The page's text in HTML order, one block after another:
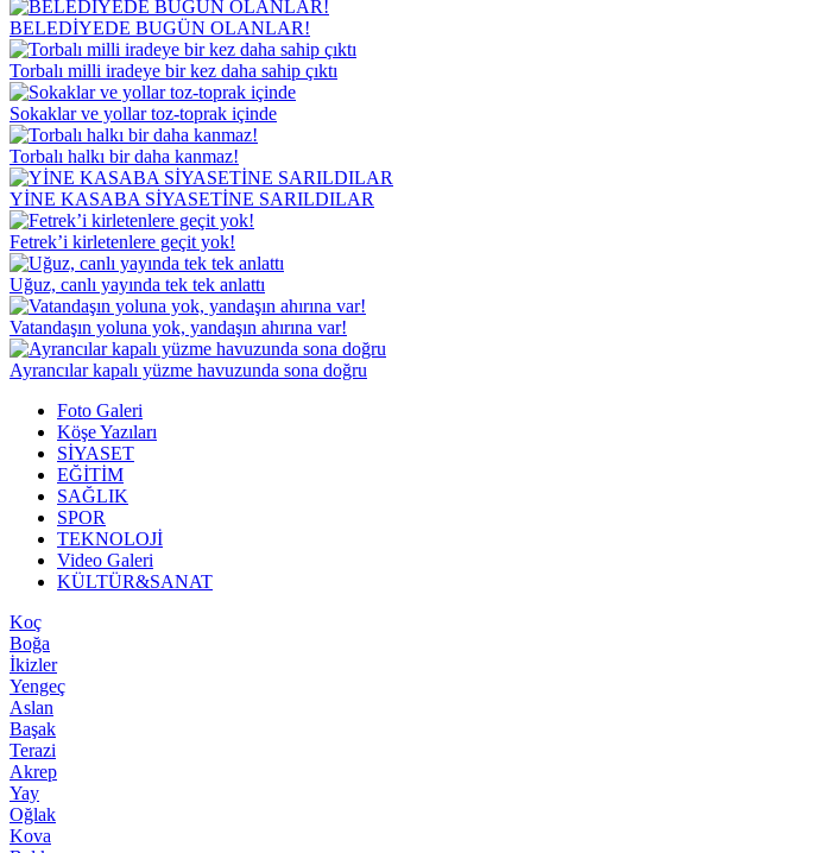
BELEDİYEDE BUGÜN OLANLAR!
Torbalı milli iradeye bir kez daha sahip çıktı
Sokaklar ve yollar toz-toprak içinde
Torbalı halkı bir daha kanmaz!
YİNE KASABA SİYASETİNE SARILDILAR
Fetrek’i kirletenlere geçit yok!
Uğuz, canlı yayında tek tek anlattı
Vatandaşın yoluna yok, yandaşın ahırına var!
Ayrancılar kapalı yüzme havuzunda sona doğru
Foto Galeri
Köşe Yazıları
SİYASET
EĞİTİM
SAĞLIK
SPOR
TEKNOLOJİ
Video Galeri
KÜLTÜR&SANAT
Koç
Boğa
İkizler
Yengeç
Aslan
Başak
Terazi
Akrep
Yay
Oğlak
Kova